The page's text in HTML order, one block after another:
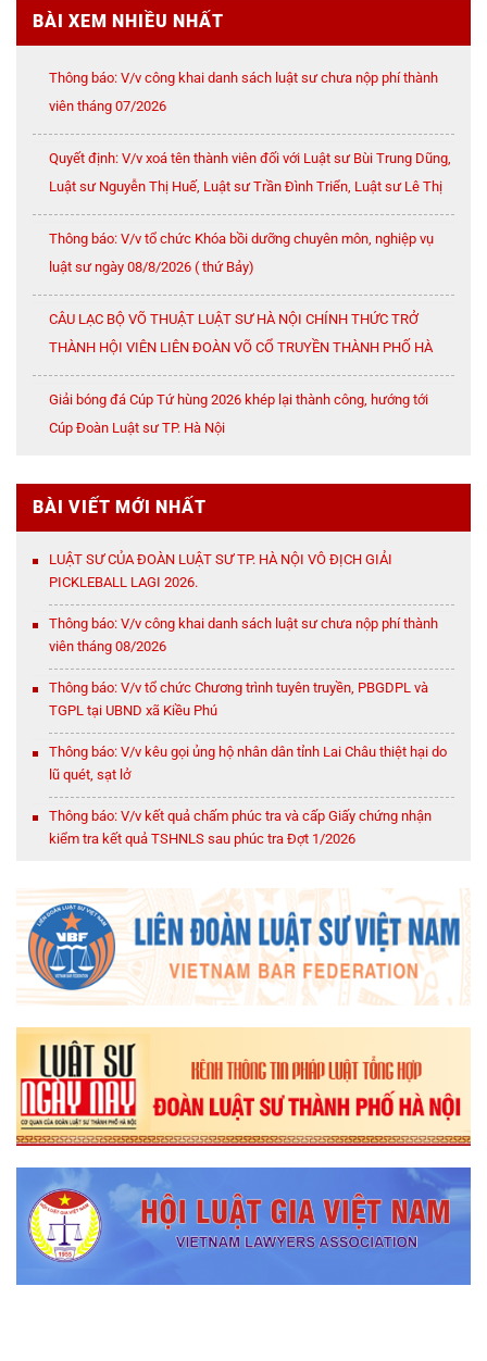
BÀI XEM NHIỀU NHẤT
Thông báo: V/v công khai danh sách luật sư chưa nộp phí thành
viên tháng 07/2026
Quyết định: V/v xoá tên thành viên đối với Luật sư Bùi Trung Dũng,
Luật sư Nguyễn Thị Huế, Luật sư Trần Đình Triển, Luật sư Lê Thị
Oanh
Thông báo: V/v tổ chức Khóa bồi dưỡng chuyên môn, nghiệp vụ
luật sư ngày 08/8/2026 ( thứ Bảy)
CÂU LẠC BỘ VÕ THUẬT LUẬT SƯ HÀ NỘI CHÍNH THỨC TRỞ
THÀNH HỘI VIÊN LIÊN ĐOÀN VÕ CỔ TRUYỀN THÀNH PHỐ HÀ
NỘI
Giải bóng đá Cúp Tứ hùng 2026 khép lại thành công, hướng tới
Cúp Đoàn Luật sư TP. Hà Nội
BÀI VIẾT MỚI NHẤT
LUẬT SƯ CỦA ĐOÀN LUẬT SƯ TP. HÀ NỘI VÔ ĐỊCH GIẢI
PICKLEBALL LAGI 2026.
Thông báo: V/v công khai danh sách luật sư chưa nộp phí thành
viên tháng 08/2026
Thông báo: V/v tổ chức Chương trình tuyên truyền, PBGDPL và
TGPL tại UBND xã Kiều Phú
Thông báo: V/v kêu gọi ủng hộ nhân dân tỉnh Lai Châu thiệt hại do
lũ quét, sạt lở
Thông báo: V/v kết quả chấm phúc tra và cấp Giấy chứng nhận
kiểm tra kết quả TSHNLS sau phúc tra Đợt 1/2026